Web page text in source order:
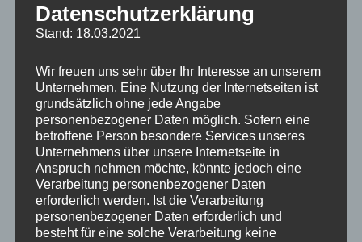
Zoofotografie: Zoo Arche Noah
Grömitz 03.03.2026
Datenschutzerklärung
Stand: 18.03.2021
Wir freuen uns sehr über Ihr Interesse an unserem
Unternehmen. Eine Nutzung der Internetseiten ist
grundsätzlich ohne jede Angabe
personenbezogener Daten möglich. Sofern eine
betroffene Person besondere Services unseres
Unternehmens über unsere Internetseite in
Anspruch nehmen möchte, könnte jedoch eine
Verarbeitung personenbezogener Daten
erforderlich werden. Ist die Verarbeitung
personenbezogener Daten erforderlich und
besteht für eine solche Verarbeitung keine